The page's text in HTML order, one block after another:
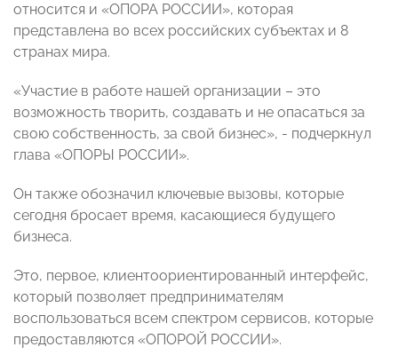
относится и «ОПОРА РОССИИ», которая
представлена во всех российских субъектах и 8
странах мира.
«Участие в работе нашей организации – это
возможность творить, создавать и не опасаться за
свою собственность, за свой бизнес», - подчеркнул
глава «ОПОРЫ РОССИИ».
Он также обозначил ключевые вызовы, которые
сегодня бросает время, касающиеся будущего
бизнеса.
Это, первое, клиентоориентированный интерфейс,
который позволяет предпринимателям
воспользоваться всем спектром сервисов, которые
предоставляются «ОПОРОЙ РОССИИ».